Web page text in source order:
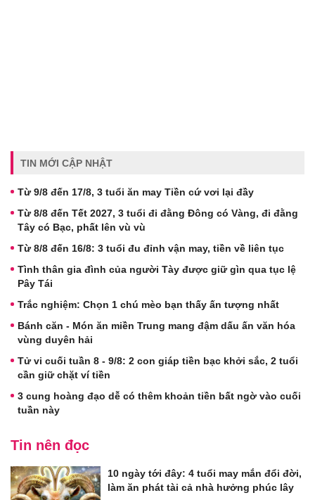
TIN MỚI CẬP NHẬT
Từ 9/8 đến 17/8, 3 tuổi ăn may Tiền cứ vơi lại đầy
Từ 8/8 đến Tết 2027, 3 tuổi đi đằng Đông có Vàng, đi đằng
Tây có Bạc, phất lên vù vù
Từ 8/8 đến 16/8: 3 tuổi đu đỉnh vận may, tiền về liên tục
Tình thân gia đình của người Tày được giữ gìn qua tục lệ
Pây Tái
Trắc nghiệm: Chọn 1 chú mèo bạn thấy ấn tượng nhất
Bánh căn - Món ăn miền Trung mang đậm dấu ấn văn hóa
vùng duyên hải
Tử vi cuối tuần 8 - 9/8: 2 con giáp tiền bạc khởi sắc, 2 tuổi
cần giữ chặt ví tiền
3 cung hoàng đạo dễ có thêm khoản tiền bất ngờ vào cuối
tuần này
Tin nên đọc
10 ngày tới đây: 4 tuổi may mắn đổi đời,
làm ăn phát tài cả nhà hưởng phúc lây